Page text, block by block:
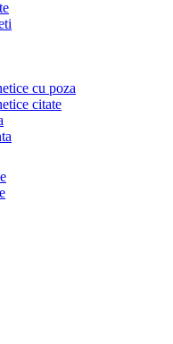
cu poza
citate